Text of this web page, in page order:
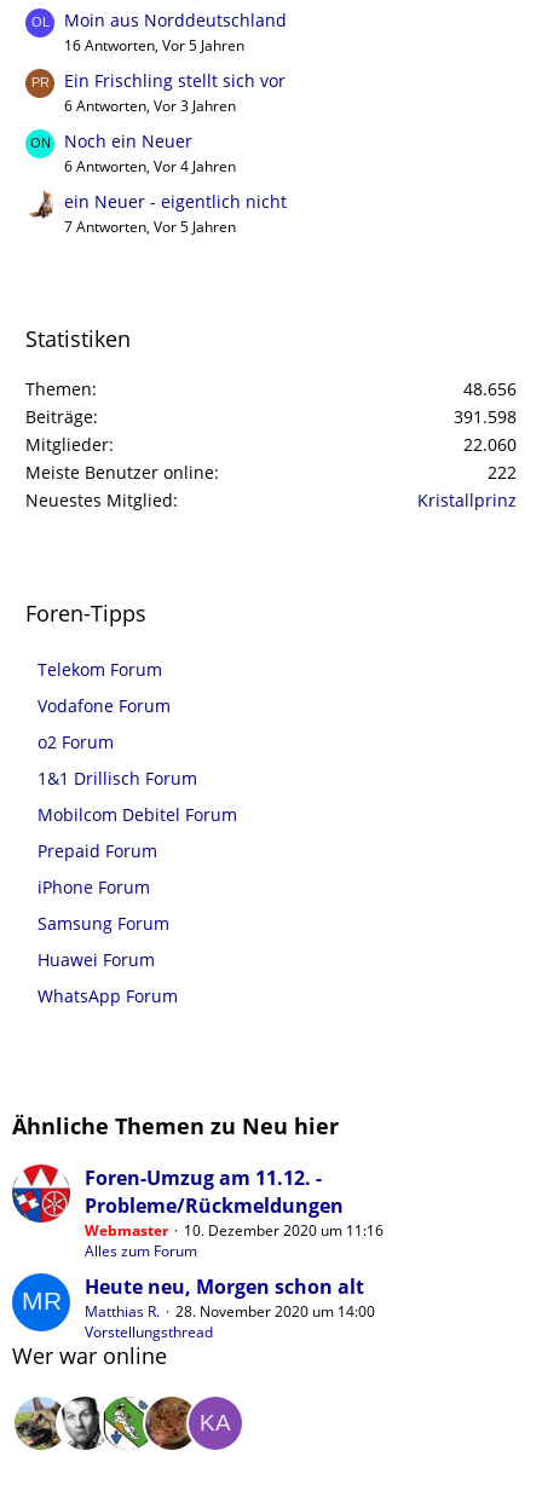
Moin aus Norddeutschland
16 Antworten, Vor 5 Jahren
Ein Frischling stellt sich vor
6 Antworten, Vor 3 Jahren
Noch ein Neuer
6 Antworten, Vor 4 Jahren
ein Neuer - eigentlich nicht
7 Antworten, Vor 5 Jahren
Statistiken
Themen
48.656
Beiträge
391.598
Mitglieder
22.060
Meiste Benutzer online
222
Neuestes Mitglied
Kristallprinz
Foren-Tipps
Telekom Forum
Vodafone Forum
o2 Forum
1&1 Drillisch Forum
Mobilcom Debitel Forum
Prepaid Forum
iPhone Forum
Samsung Forum
Huawei Forum
WhatsApp Forum
Ähnliche Themen zu Neu hier
Foren-Umzug am 11.12. -
Probleme/Rückmeldungen
Webmaster
10. Dezember 2020 um 11:16
Alles zum Forum
Heute neu, Morgen schon alt
Matthias R.
28. November 2020 um 14:00
Vorstellungsthread
Wer war online